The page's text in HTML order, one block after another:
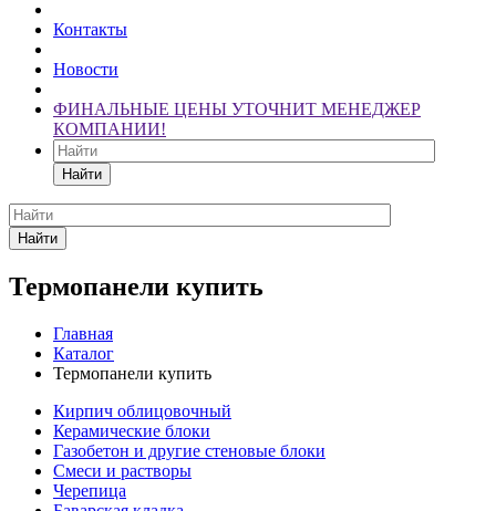
Контакты
Новости
ФИНАЛЬНЫЕ ЦЕНЫ УТОЧНИТ МЕНЕДЖЕР
КОМПАНИИ!
Найти
Найти
Термопанели купить
Главная
Каталог
Термопанели купить
Кирпич облицовочный
Керамические блоки
Газобетон и другие стеновые блоки
Смеси и растворы
Черепица